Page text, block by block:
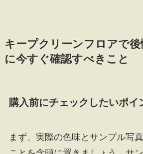
キープクリーンフロアで
に今すぐ確認すべきこと
購入前にチェックしたいポイ
まず、実際の色味とサンプル写